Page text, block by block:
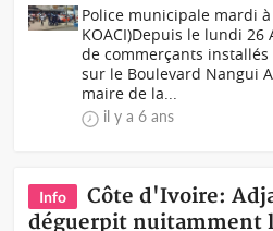
Police municipale mardi
KOACI)Depuis le lundi 26
de commerçants
sur le Boulevard Nangui
maire de la...
il y a 6 ans
Info
Côte d'Ivoire:
déguerpit nuitamment